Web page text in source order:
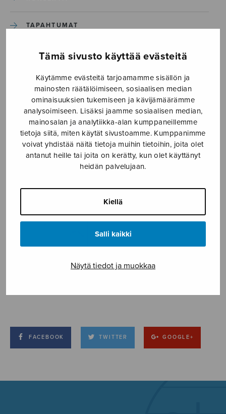
Tämä sivusto käyttää evästeitä
Käytämme evästeitä tarjoamamme sisällön ja
mainosten räätälöimiseen, sosiaalisen median
ominaisuuksien tukemiseen ja kävijämäärämme
analysoimiseen. Lisäksi jaamme sosiaalisen median,
mainosalan ja analytiikka-alan kumppaneillemme
tietoja siitä, miten käytät sivustoamme. Kumppanimme
voivat yhdistää näitä tietoja muihin tietoihin, joita olet
antanut heille tai joita on kerätty, kun olet käyttänyt
heidän palvelujaan.
Kiellä
Salli kaikki
Näytä tiedot ja muokkaa
TAPAHTUMAT
ILMOITA TAPAHTUMA
Etusivu › Media › Another Morning_S2720
Another Morning_S2720
29.5.2020
FACEBOOK TWITTER GOOGLE+